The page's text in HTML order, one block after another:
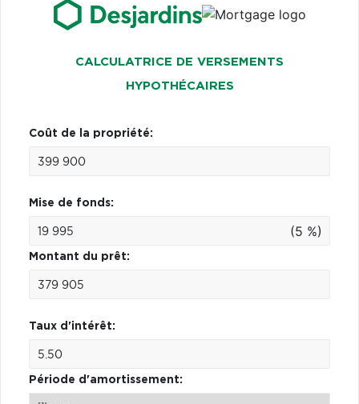
CALCULATRICE DE VERSEMENTS
HYPOTHÉCAIRES
Coût de la propriété:
Mise de fonds:
(5 %)
Montant du prêt:
Taux d'intérêt:
Période d'amortissement: